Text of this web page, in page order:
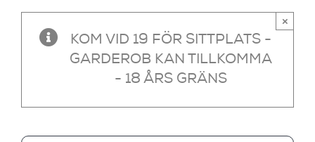
KOM VID 19 FÖR SITTPLATS -
GARDEROB KAN TILLKOMMA
- 18 ÅRS GRÄNS
×